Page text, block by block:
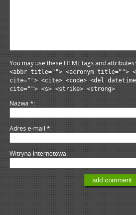
You may use these HTML tags and
<abbr title=""> <acronym title="">
cite=""> <cite> <code> <del
cite=""> <s> <strike> <strong>
Nazwa*
Adres e-mail*
Witryna internetowa